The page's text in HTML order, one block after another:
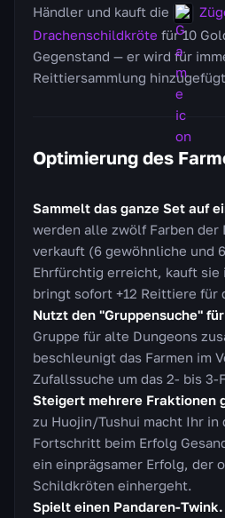
Händler und kauft die
Drachenschildkröte für 10
Gegenstand — er wird für
Reittiersammlung
Optimierung des
Sammelt das ganze Set auf
werden alle zwölf Farben der
verkauft (6 gewöhnliche und
Ehrfürchtig erreicht, kauft sie
bringt sofort +12 Reittiere für
Nutzt den "Gruppensuche"
Gruppe für alte Dungeons
beschleunigt das Farmen im
Zufallssuche um das 2- bis 3-
Steigert mehrere Fraktionen
zu Huojin/Tushui macht Ihr in
Fortschritt beim Erfolg
ein einprägsamer Erfolg, der
Schildkröten einhergeht.
Spielt einen Pandaren-Twink.